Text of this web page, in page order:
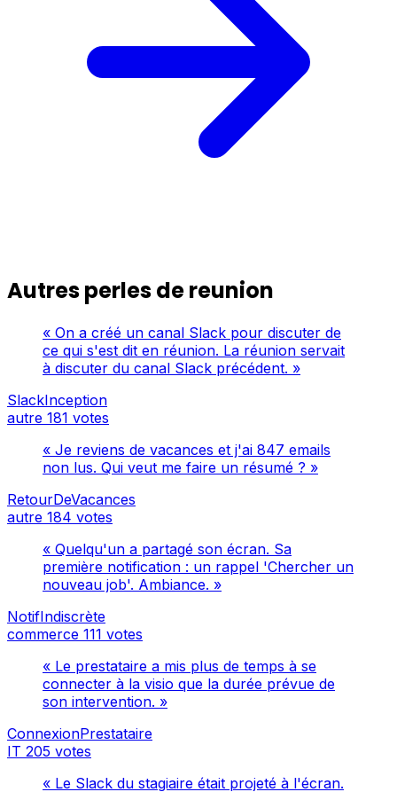
Autres perles de reunion
« On a créé un canal Slack pour discuter de
ce qui s'est dit en réunion. La réunion servait
à discuter du canal Slack précédent. »
SlackInception
autre 181 votes
« Je reviens de vacances et j'ai 847 emails
non lus. Qui veut me faire un résumé ? »
RetourDeVacances
autre 184 votes
« Quelqu'un a partagé son écran. Sa
première notification : un rappel 'Chercher un
nouveau job'. Ambiance. »
NotifIndiscrète
commerce 111 votes
« Le prestataire a mis plus de temps à se
connecter à la visio que la durée prévue de
son intervention. »
ConnexionPrestataire
IT 205 votes
« Le Slack du stagiaire était projeté à l'écran.